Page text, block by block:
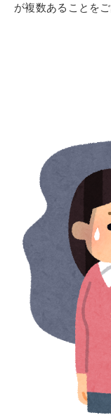
が複数あることを